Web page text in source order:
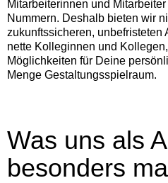
Mitarbeiterinnen und
Nummern. Deshalb bieten wir
zukunftssicheren, unbefristeten
nette Kolleginnen und
Möglichkeiten für Deine
Menge Gestaltungsspielraum.
Was uns als
besonders